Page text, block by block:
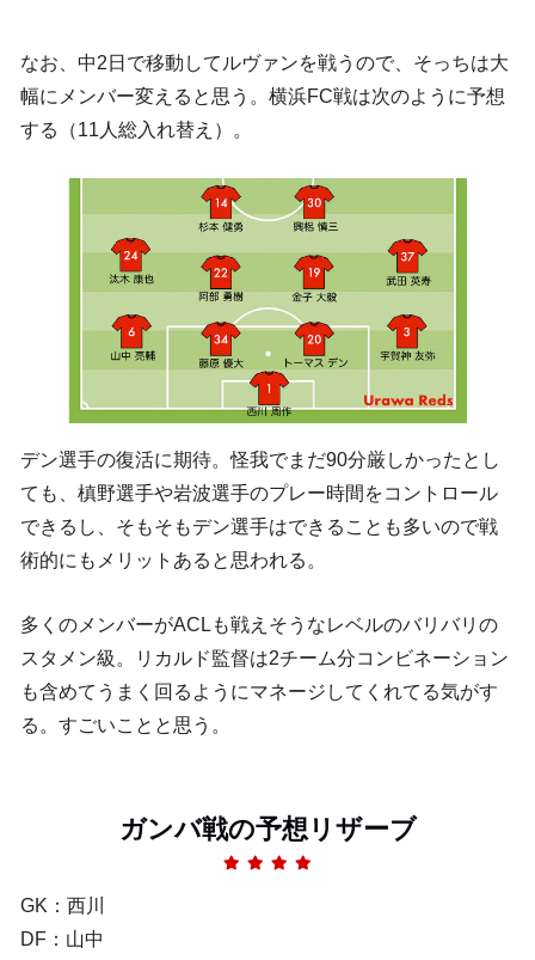
なお、中2日で移動してルヴァンを戦うので、そっちは大
幅にメンバー変えると思う。横浜FC戦は次のように予想
する（11人総入れ替え）。
デン選手の復活に期待。怪我でまだ90分厳しかったとし
ても、槙野選手や岩波選手のプレー時間をコントロール
できるし、そもそもデン選手はできることも多いので戦
術的にもメリットあると思われる。
多くのメンバーがACLも戦えそうなレベルのバリバリの
スタメン級。リカルド監督は2チーム分コンビネーション
も含めてうまく回るようにマネージしてくれてる気がす
る。すごいことと思う。
ガンバ戦の予想リザーブ
GK：西川
DF：山中